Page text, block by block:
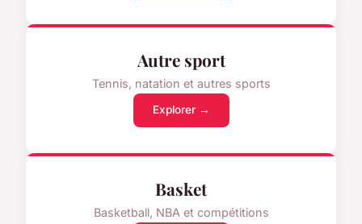
Autre sport
Tennis, natation et autres sports
Explorer →
Basket
Basketball, NBA et compétitions